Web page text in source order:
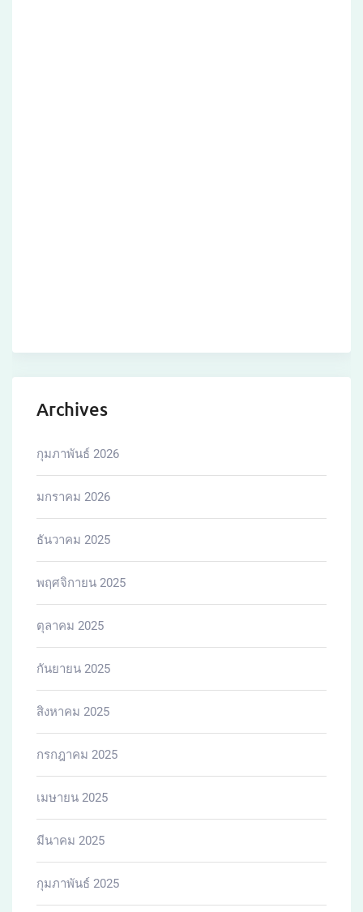
กรกฎาคม 2025
เมษายน 2025
มีนาคม 2025
กุมภาพันธ์ 2025
มกราคม 2025
ธันวาคม 2024
พฤศจิกายน 2024
สิงหาคม 2024
เมษายน 2024
ธันวาคม 2023
สิงหาคม 2021
Categories